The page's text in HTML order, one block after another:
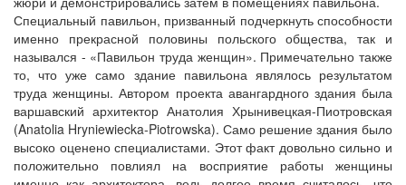
Специальный павильон, призванный подчеркнуть способности
именно прекрасной половины польского общества, так и
назывался - «Павильон труда женщин». Примечательно также
то, что уже само здание павильона являлось результатом
труда женщины. Автором проекта авангардного здания была
варшавский архитектор Анатолия Хрынивецкая-Пиотровская
(Anatolia Hryniewiecka-Piotrowska). Само решение здания было
высоко оценено специалистами. Этот факт довольно сильно и
положительно повлиял на восприятие работы женщины